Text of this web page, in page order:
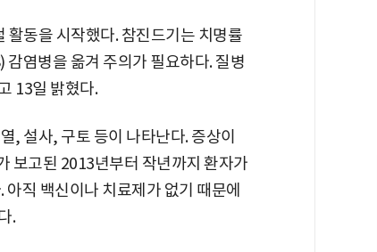
동을 시작했다. 참진드기는 치명률
염병을 옮겨 주의가 필요하다. 질병
13일 밝혔다.
, 설사, 구토 등이 나타난다. 증상이
보고된 2013년부터 작년까지 환자가
직 백신이나 치료제가 없기 때문에
.